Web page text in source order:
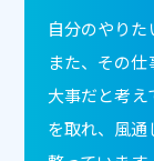
自分のやりた
また、その
大事だと考
を取れ、風